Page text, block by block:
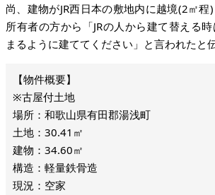
尚、建物がJR西日本の敷地内に越境(2㎡
所有者の方から「JRの人から建て替える
まるように建ててください」と言われたと
※古屋付土地
場所：和歌山県有田郡湯浅町
土地：30.41㎡
建物：34.60㎡
構造：軽量鉄骨造
現況：空家